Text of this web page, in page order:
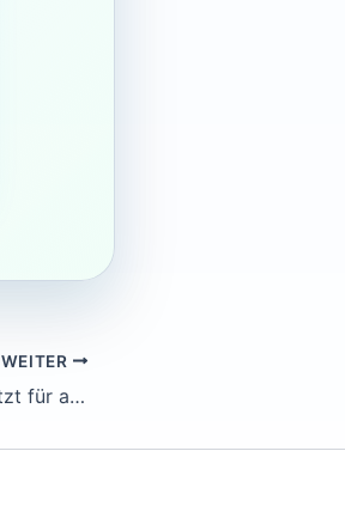
WEITER
Microsoft Copilot für Windows 11 jetzt für alle: Was KMU-Admins beachten müssen